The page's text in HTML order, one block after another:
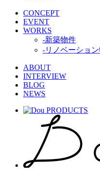
CONCEPT
EVENT
WORKS
-新築物件
-リノベーショ
ABOUT
INTERVIEW
BLOG
NEWS